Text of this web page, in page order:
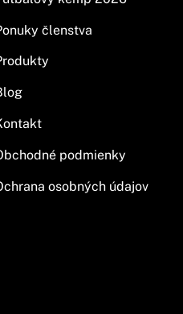
členstva
podmienky
osobných údajov